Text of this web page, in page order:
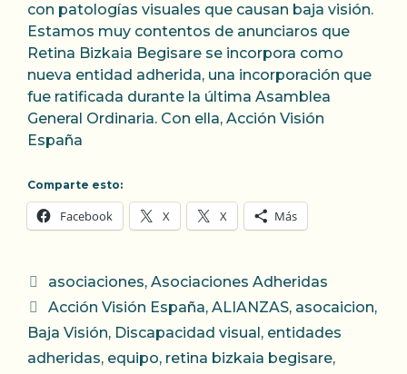
con patologías visuales que causan baja visión.
Estamos muy contentos de anunciaros que
Retina Bizkaia Begisare se incorpora como
nueva entidad adherida, una incorporación que
fue ratificada durante la última Asamblea
General Ordinaria. Con ella, Acción Visión
España
Comparte esto:
Facebook X X Más
Categorías
asociaciones, Asociaciones Adheridas
Etiquetas
Acción Visión España, ALIANZAS, asocaicion,
Baja Visión, Discapacidad visual , entidades
adheridas, equipo, retina bizkaia begisare,